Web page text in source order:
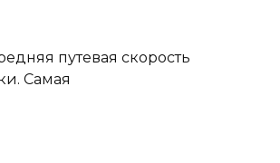
путевая скорость
Самая